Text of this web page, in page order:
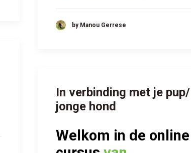
by Manou Gerrese
In verbinding met je pup/
jonge hond
Welkom in de online